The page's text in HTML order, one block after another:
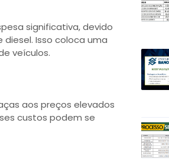
significativa, devido
Isso coloca uma
veículos.
aos preços elevados
custos podem se